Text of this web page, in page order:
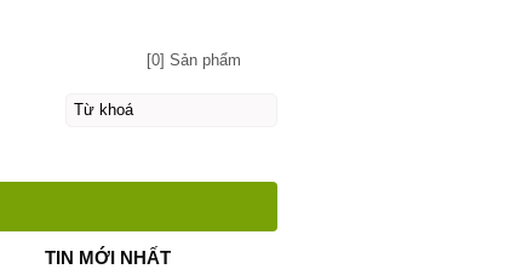
TIN MỚI NHẤT
[0] Sản phẩm